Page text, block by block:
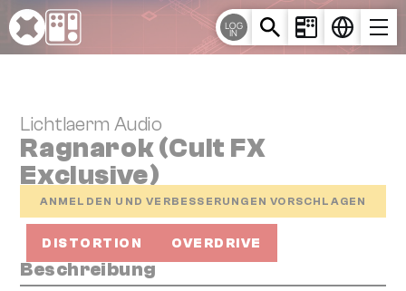
Cookie-Einstellungen
LOG
IN
Lichtlaerm Audio
Ragnarok (Cult FX
Exclusive)
ANMELDEN UND VERBESSERUNGEN VORSCHLAGEN
DISTORTION OVERDRIVE
Beschreibung